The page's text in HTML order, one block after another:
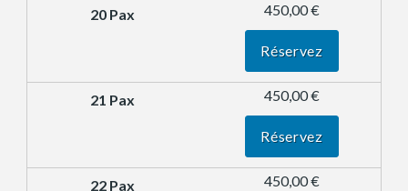
450,00 €
Réservez
450,00 €
Réservez
450,00 €